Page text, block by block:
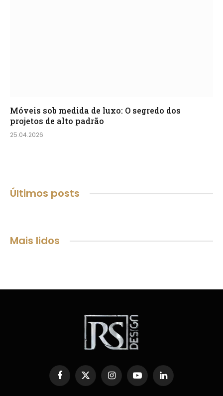
Móveis sob medida de luxo: O segredo dos
projetos de alto padrão
25.04.2026
Últimos posts
Mais lidos
Facebook
X
(Twitter)
InstagramYouTubeLinkedIn